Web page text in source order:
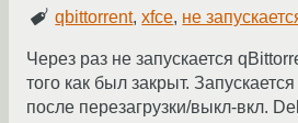
qbittorrent,xfce, не
Через раз не запускается
того как был закрыт. Запускается
после перезагрузки/выкл-вкл.